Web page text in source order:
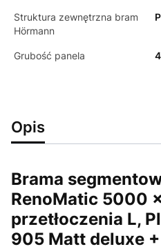
Struktura zewnętrzna bram
Hörmann
Grubość panela
Opis
Brama
RenoMatic 5000
przetłoczenia L,
905 Matt deluxe